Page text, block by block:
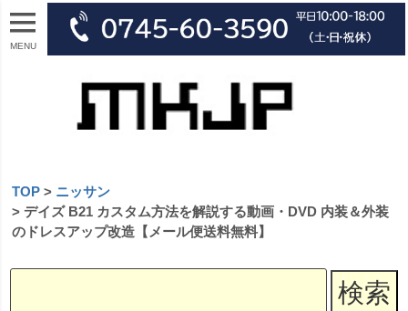
MENU
TOP
ニッサン
デイズ B21 カスタム方法を解説する動画・DVD 内装＆外装
のドレスアップ改造【メール便送料無料】